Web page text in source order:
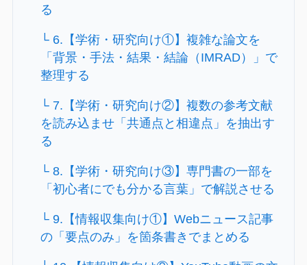
る
└ 6.【学術・研究向け①】複雑な論文を
「背景・手法・結果・結論（IMRAD）」で
整理する
└ 7.【学術・研究向け②】複数の参考文献
を読み込ませ「共通点と相違点」を抽出す
る
└ 8.【学術・研究向け③】専門書の一部を
「初心者にでも分かる言葉」で解説させる
└ 9.【情報収集向け①】Webニュース記事
の「要点のみ」を箇条書きでまとめる